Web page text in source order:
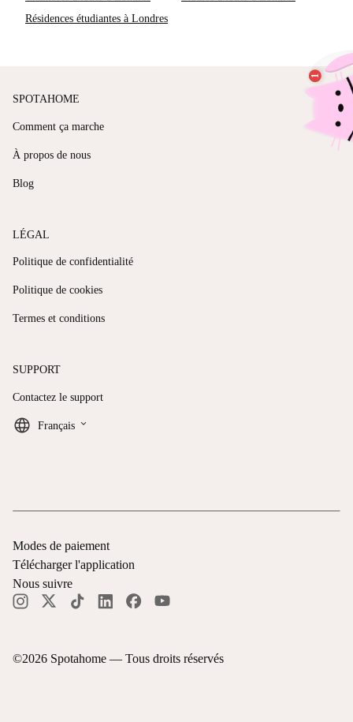
Résidences étudiantes à Londres
SPOTAHOME
Comment ça marche
À propos de nous
Blog
LÉGAL
Politique de confidentialité
Politique de cookies
Termes et conditions
SUPPORT
Contactez le support
Français keyboard_arrow_down
©2026 Spotahome — Tous droits réservés
Modes de paiement
Télécharger l'application
Nous suivre